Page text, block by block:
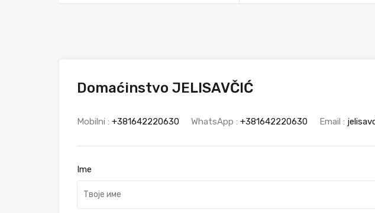
Domaćinstvo JELISAVČIĆ
Mobilni : +381642220630 WhatsApp : +381642220630 Email :
Ime